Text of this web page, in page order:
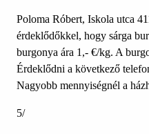
Poloma Róbert, Iskola utca
érdeklődőkkel, hogy sárga
burgonya ára 1,- €/kg. A
Érdeklődni a következő
Nagyobb mennyiségnél a
5/